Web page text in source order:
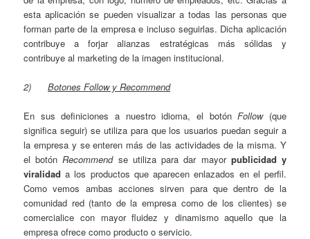
esta aplicación se pueden visualizar a todas las personas que
forman parte de la empresa e incluso seguirlas. Dicha aplicación
contribuye a forjar alianzas estratégicas más sólidas y
contribuye al marketing de la imagen institucional.
2)Botones Follow y Recommend
En sus definiciones a nuestro idioma, el botónFollow(que
significa seguir) se utiliza para que los usuarios puedan seguir a
la empresa y se enteren más de las actividades de la misma. Y
el botónRecommend se utiliza para dar mayor publicidad y
viralidad a los productos que aparecen enlazados en el perfil.
Como vemos ambas acciones sirven para que dentro de la
comunidad red (tanto de la empresa como de los clientes) se
comercialice con mayor fluidez y dinamismo aquello que la
empresa ofrece como producto o servicio.